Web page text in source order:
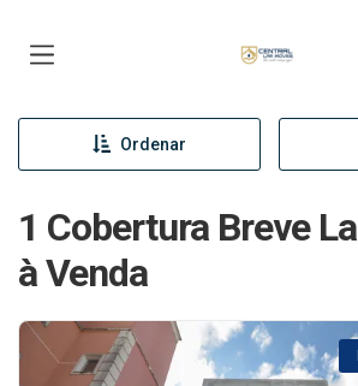
Ordenar
1 Cobertura Breve
à Venda